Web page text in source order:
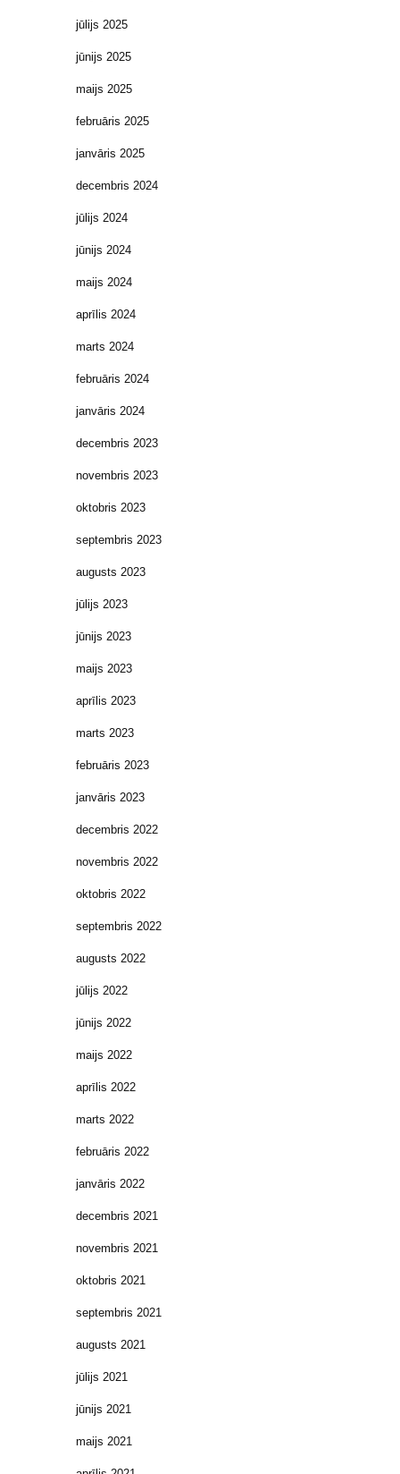
jūlijs 2025
jūnijs 2025
maijs 2025
februāris 2025
janvāris 2025
decembris 2024
jūlijs 2024
jūnijs 2024
maijs 2024
aprīlis 2024
marts 2024
februāris 2024
janvāris 2024
decembris 2023
novembris 2023
oktobris 2023
septembris 2023
augusts 2023
jūlijs 2023
jūnijs 2023
maijs 2023
aprīlis 2023
marts 2023
februāris 2023
janvāris 2023
decembris 2022
novembris 2022
oktobris 2022
septembris 2022
augusts 2022
jūlijs 2022
jūnijs 2022
maijs 2022
aprīlis 2022
marts 2022
februāris 2022
janvāris 2022
decembris 2021
novembris 2021
oktobris 2021
septembris 2021
augusts 2021
jūlijs 2021
jūnijs 2021
maijs 2021